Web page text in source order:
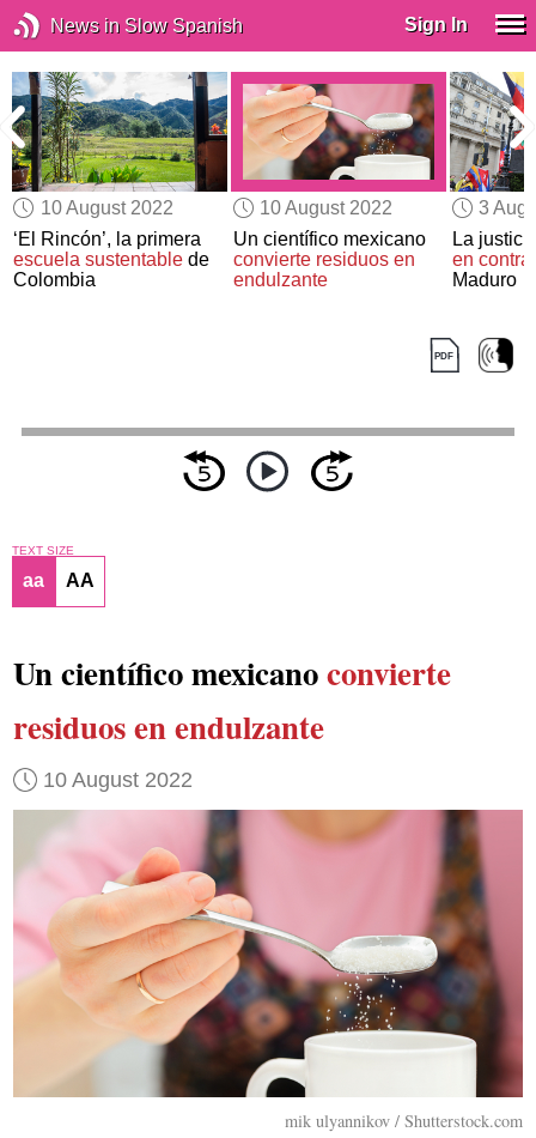
News in Slow Spanish Sign In
10 August 2022
‘El Rincón’, la primera
escuela sustentable de
Colombia
10 August 2022
Un científico mexicano
convierte residuos en
endulzante
3
La
en contra
Maduro
TEXT SIZE
aa AA
Un científico mexicanoconvierte
residuos en endulzante
10 August 2022
mik ulyannikov / Shutterstock.com